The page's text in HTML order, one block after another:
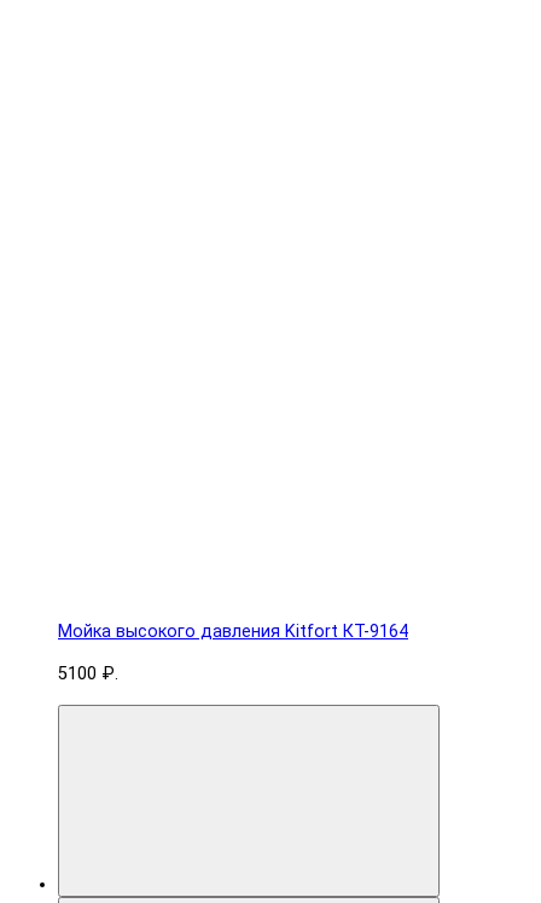
Мойка высокого давления Kitfort КТ-9164
5100 ₽.